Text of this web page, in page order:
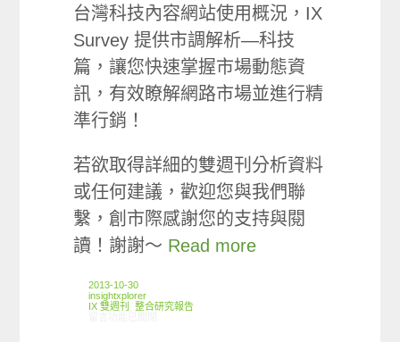
台灣科技內容網站使用概況，IX
Survey 提供市調解析—科技
篇，讓您快速掌握市場動態資
訊，有效瞭解網路市場並進行精
準行銷！
若欲取得詳細的雙週刊分析資料
或任何建議，歡迎您與我們聯
繫，創市際感謝您的支持與閱
讀！謝謝～ Read more
2013-10-30
insightxplorer
IX 雙週刊
,整合研究報告